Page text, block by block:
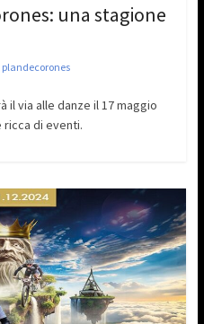
una stagione
plandecorones
il via alle danze il 17 maggio
ricca di eventi.